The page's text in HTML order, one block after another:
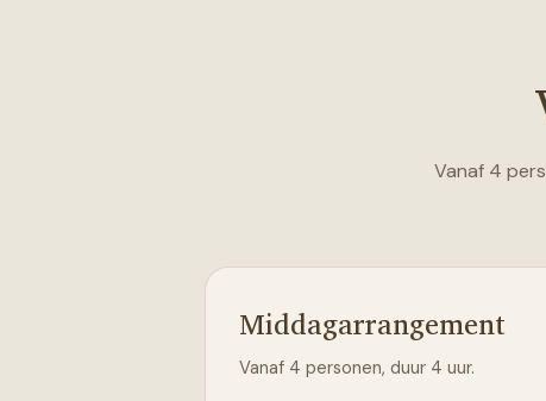
Vanaf 4
Middagarrangement
Vanaf 4 personen, duur 4 uur.